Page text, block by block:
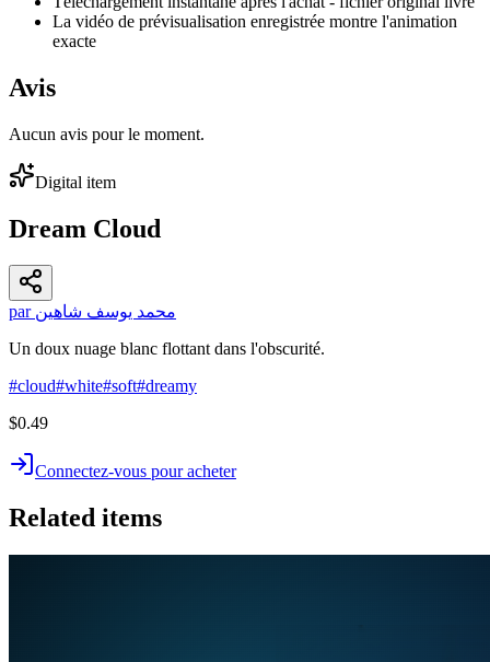
La vidéo de prévisualisation enregistrée montre l'animation
exacte
Avis
Aucun avis pour le moment.
Digital item
Dream Cloud
par محمد يوسف شاهين
Un doux nuage blanc flottant dans l'obscurité.
#cloud#white#soft#dreamy
$0.49
Connectez-vous pour acheter
Related items